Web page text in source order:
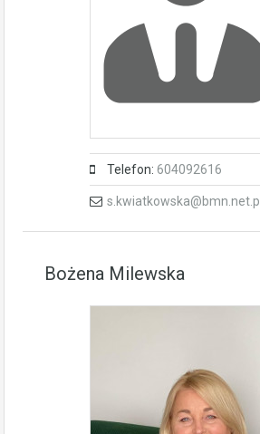
Telefon: 604092616
s.kwiatkowska@bmn.net.pl
Bożena Milewska